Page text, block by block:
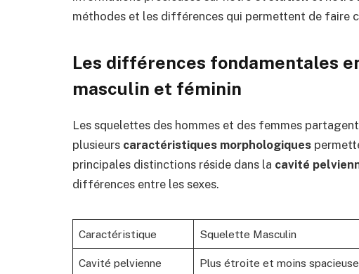
méthodes et les différences qui permettent de faire
Les différences fondamentales
masculin et féminin
Les squelettes des hommes et des femmes
plusieurs caractéristiques morphologiques
principales distinctions réside dans la cavité
différences entre les sexes.
Caractéristique Squelette Masculin
Cavité pelvienne Plus étroite et moins spacieuse